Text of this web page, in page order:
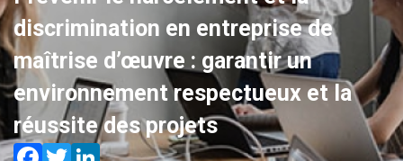
discrimination en entreprise de
maîtrise d’œuvre : garantir un
environnement respectueux et la
réussite des projets
FacebookTwitterLinkedIn